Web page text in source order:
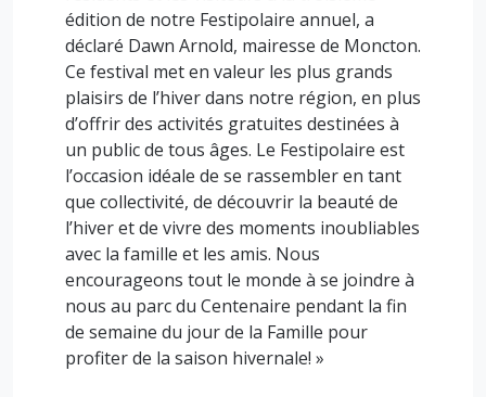
édition de notre Festipolaire annuel, a
déclaré Dawn Arnold, mairesse de Moncton.
Ce festival met en valeur les plus grands
plaisirs de l’hiver dans notre région, en plus
d’offrir des activités gratuites destinées à
un public de tous âges. Le Festipolaire est
l’occasion idéale de se rassembler en tant
que collectivité, de découvrir la beauté de
l’hiver et de vivre des moments inoubliables
avec la famille et les amis. Nous
encourageons tout le monde à se joindre à
nous au parc du Centenaire pendant la fin
de semaine du jour de la Famille pour
profiter de la saison hivernale! »